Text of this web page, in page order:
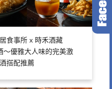
食事所 x 時禾酒藏
～優雅大人味的完美激
搭配推薦